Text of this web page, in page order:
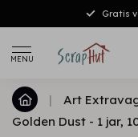
Gratis
MENU
|
Art
Golden Dust - 1 jar,